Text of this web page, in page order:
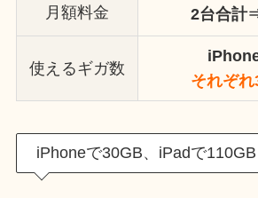
月額料金 2台合計
使えるギガ数
それぞ
iPhoneで30GB、iPadで110GB